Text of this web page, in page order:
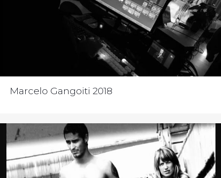
Marcelo Gangoiti 2018